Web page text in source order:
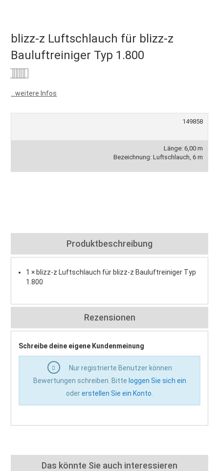
blizz-z Luftschlauch für blizz-z
Bauluftreiniger Typ 1.800
Bewertung:
...weitere Infos
149858
Länge: 6,00 m
Bezeichnung: Luftschlauch, 6 m
Produktbeschreibung
1 × blizz-z Luftschlauch für blizz-z Bauluftreiniger Typ
1.800
Rezensionen
Schreibe deine eigene Kundenmeinung
Nur registrierte Benutzer können
Bewertungen schreiben. Bitte loggen Sie sich ein
odererstellen Sie ein Konto
Das könnte Sie auch interessieren